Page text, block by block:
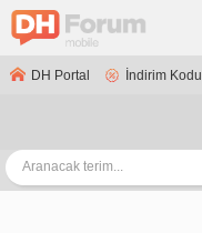
DH Portal İndirim Kodu